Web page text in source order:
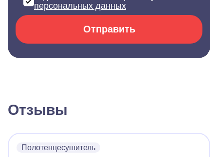
персональных данных
Отправить
Отзывы
Полотенцесушитель